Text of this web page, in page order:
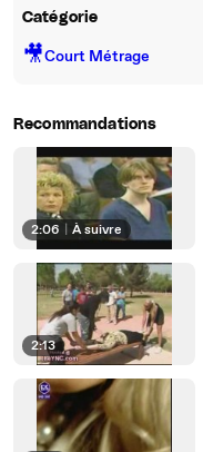
Catégorie
🎥Court Métrage
Recommandations
2:06 À suivre
2:13